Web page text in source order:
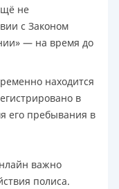
не
с Законом
— на время до
находится
в
его пребывания в
важно
полиса.